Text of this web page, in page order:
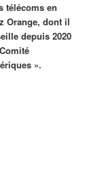
télécoms en
Orange, dont il
depuis 2020
».